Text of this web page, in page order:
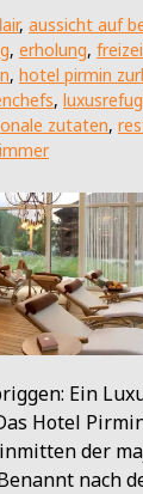
, aussicht auf
, erholung,
, hotel pirmin
,
zutaten,
Ein
Hotel
der
nach